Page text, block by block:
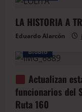
LA HISTORIA A
Eduardo Alarcón
BioBio
Actualizan
funcionarios del
Ruta 160